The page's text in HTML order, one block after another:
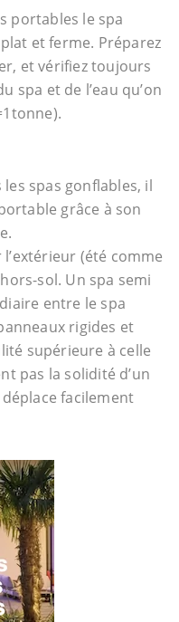
portables le spa
et ferme. Préparez
et vérifiez toujours
spa et de l’eau qu’on
spas gonflables, il
grâce à son
(été comme
sol. Un spa semi
entre le spa
rigides et
supérieure à celle
pas la solidité d’un
facilement